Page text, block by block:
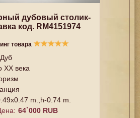
дубовый столик-
код. RM4151974
товара ★★★★★
Дуб
XX века
m.,h-0.74 m.
64`000 RUB